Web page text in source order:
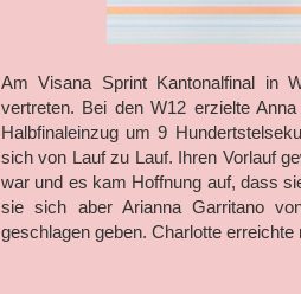
Am Visana Sprint Kantonalfinal in
vertreten. Bei den W12 erzielte
Halbfinaleinzug um 9
sich von Lauf zu Lauf. Ihren Vorlauf
war und es kam Hoffnung auf, dass
sie sich aber Arianna Garritano
geschlagen geben. Charlotte